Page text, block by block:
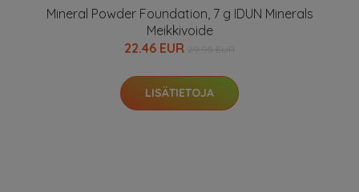
Mineral Powder Foundation, 7 g IDUN Minerals
Meikkivoide
22.46 EUR
LISÄTIETOJA